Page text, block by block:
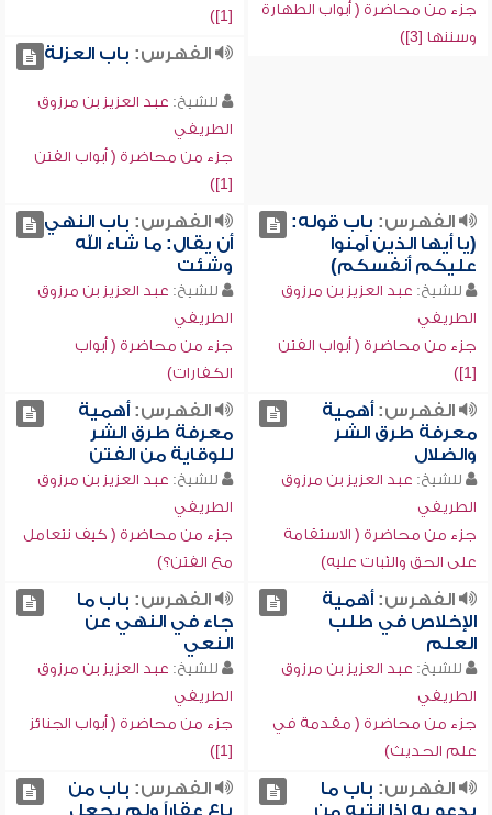
جزء من محاضرة ( أبواب الطهارة
وسننها [3])
[1])
الفهرس: باب العزلة
للشيخ: عبد العزيز بن مرزوق
الطريفي
جزء من محاضرة ( أبواب الفتن
[1])
الفهرس: باب قوله:
(يا أيها الذين آمنوا
عليكم أنفسكم)
للشيخ: عبد العزيز بن مرزوق
الطريفي
جزء من محاضرة ( أبواب الفتن
[1])
الفهرس: باب النهي
أن يقال: ما شاء الله
وشئت
للشيخ: عبد العزيز بن مرزوق
الطريفي
جزء من محاضرة ( أبواب
الكفارات)
الفهرس:أهمية
معرفة طرق الشر
والضلال
للشيخ: عبد العزيز بن مرزوق
الطريفي
جزء من محاضرة ( الاستقامة
على الحق والثبات عليه)
الفهرس:أهمية
معرفة طرق الشر
للوقاية من الفتن
للشيخ: عبد العزيز بن مرزوق
الطريفي
جزء من محاضرة ( كيف نتعامل
مع الفتن؟)
الفهرس:أهمية
الإخلاص في طلب
العلم
للشيخ: عبد العزيز بن مرزوق
الطريفي
جزء من محاضرة ( مقدمة في
علم الحديث)
الفهرس: باب ما
جاء في النهي عن
النعي
للشيخ: عبد العزيز بن مرزوق
الطريفي
جزء من محاضرة ( أبواب الجنائز
[1])
الفهرس: باب ما
يدعو به إذا انتبه من
الفهرس: باب من
باع عقاراً ولم يجعل